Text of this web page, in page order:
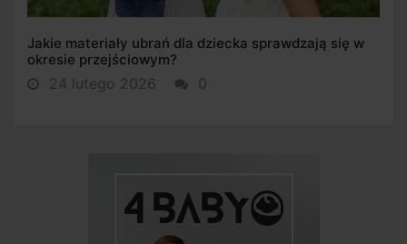
Jakie materiały ubrań dla dziecka sprawdzają się w
okresie przejściowym?
24 lutego 2026 0